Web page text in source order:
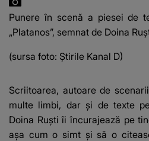
Punere în scenă a piesei de
„Platanos”, semnat de Doina
(sursa foto: Știrile Kanal D)
Scriitoarea, autoare de
multe limbi, dar și de texte
Doina Ruști îi încurajează pe
așa cum o simt și să o